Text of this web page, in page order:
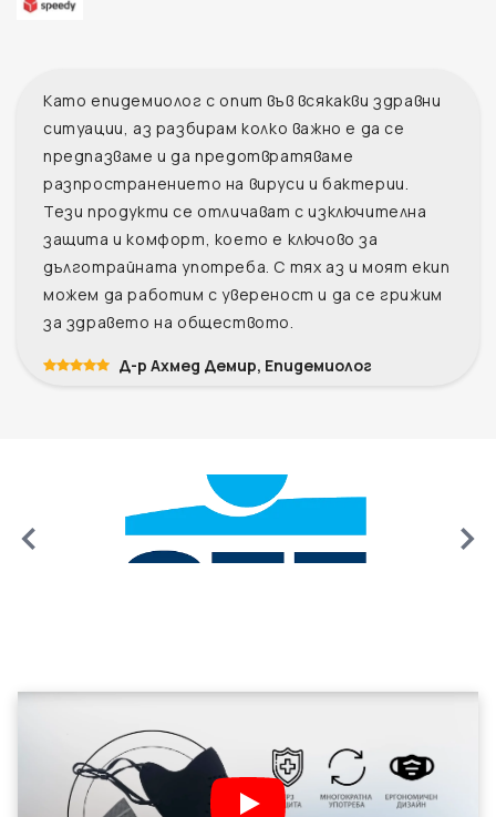
Като епидемиолог с опит във всякакви здравни
ситуации, аз разбирам колко важно е да се
предпазваме и да предотвратяваме
разпространението на вируси и бактерии.
Тези продукти се отличават с изключителна
защита и комфорт, което е ключово за
дълготрайната употреба. С тях аз и моят екип
можем да работим с увереност и да се грижим
за здравето на обществото.
Д-р Ахмед Демир, Епидемиолог